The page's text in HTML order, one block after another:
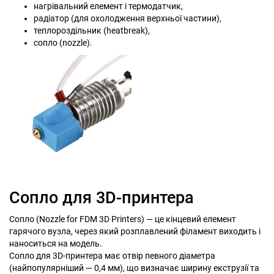
нагрівальний елемент і термодатчик,
радіатор (для охолодження верхньої частини),
теплороздільник (heatbreak),
сопло (nozzle).
Сопло для 3D-принтера
Сопло (Nozzle for FDM 3D Printers) — це кінцевий елемент
гарячого вузла, через який розплавлений філамент виходить і
наноситься на модель.
Сопло для 3D-принтера має отвір певного діаметра
(найпопулярніший — 0,4 мм), що визначає ширину екструзії та